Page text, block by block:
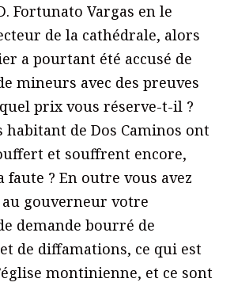
Fortunato Vargas en le
de la cathédrale, alors
a pourtant été accusé de
mineurs avec des preuves
prix vous réserve-t-il ?
habitant de Dos Caminos ont
et souffrent encore,
faute ? En outre vous avez
au gouverneur votre
demande bourré de
de diffamations, ce qui est
montinienne, et ce sont